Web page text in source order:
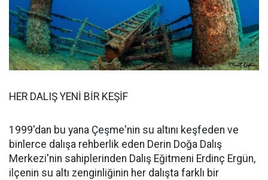
HER DALIŞ YENİ BİR KEŞİF
1999'dan bu yana Çeşme'nin su altını keşfeden ve
binlerce dalışa rehberlik eden Derin Doğa Dalış
Merkezi'nin sahiplerinden Dalış Eğitmeni Erdinç Ergün,
ilçenin su altı zenginliğinin her dalışta farklı bir